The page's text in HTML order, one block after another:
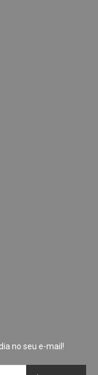
no seu e-mail!